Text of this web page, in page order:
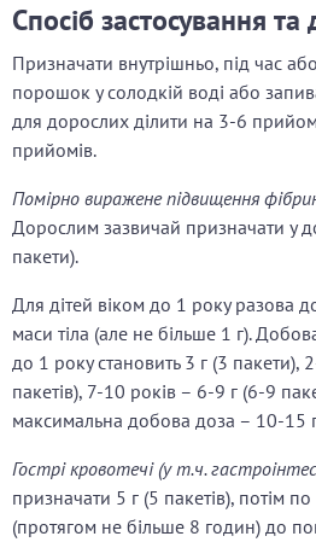
Спосіб застосування та
Призначати внутрішньо, під час
порошок у солодкій воді або
для дорослих ділити на 3-6
прийомів.
Помірно виражене підвищення
Дорослим зазвичай призначати у
пакети).
Для дітей віком до 1 року разова
маси тіла (але не більше 1 г).
до 1 року становить 3 г (3 пакети),
пакетів), 7-10 років – 6-9 г (6-9
максимальна добова доза – 10-15
Гострі кровотечі (у т.ч.
призначати 5 г (5 пакетів), потім
(протягом не більше 8 годин) до